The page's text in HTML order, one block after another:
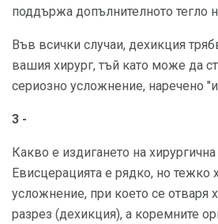
поддържа допълнителното тегло
Във всички случаи, дехикция
вашия хирург, тъй като може да
сериозно усложнение, наречено
3 -
Какво е издигането на
Евисцерацията е рядко, но тежко
усложнение, при което се отваря
разрез (дехикция), а коремните